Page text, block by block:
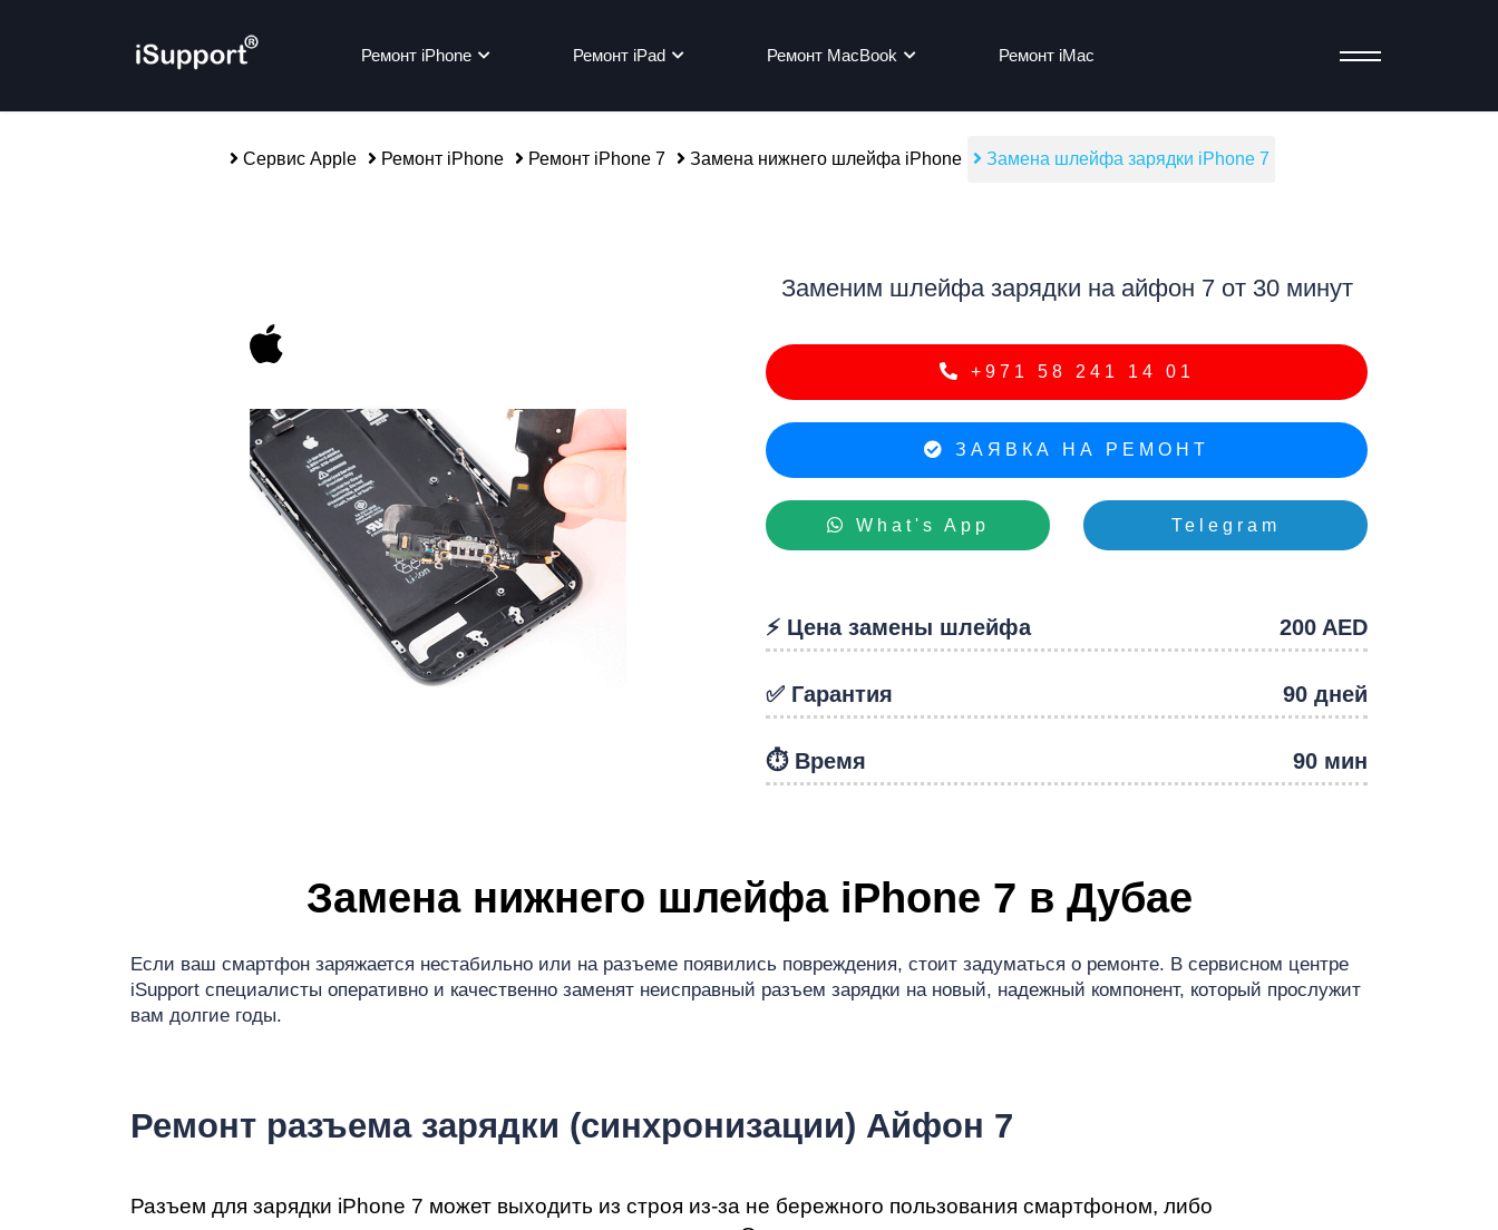
Ремонт iPhone Ремонт iPad Ремонт MacBook Ремонт iMac
Ремонт
iPhone
Ремонт
Сервис Apple Ремонт iPhone Ремонт iPhone 7 Замена нижнего шлейфа iPhone Замена шлейфа зарядки iPhone 7
Заменим шлейфа зарядки на айфон 7 от 30 минут
+971 58 241 14 01
ЗАЯВКА НА РЕМОНТ
What's App Telegram
⚡️ Цена замены шлейфа 200 AED
✅ Гарантия 90 дней
⏱️ Время 90 мин
Замена нижнего шлейфа iPhone 7 в Дубае
Если ваш смартфон заряжается нестабильно или на разъеме появились повреждения, стоит задуматься о ремонте. В сервисном центре
iSupport специалисты оперативно и качественно заменят неисправный разъем зарядки на новый, надежный компонент, который прослужит
вам долгие годы.
Ремонт разъема зарядки (синхронизации) Айфон 7
Разъем для зарядки iPhone 7 может выходить из строя из-за не бережного пользования смартфоном, либо